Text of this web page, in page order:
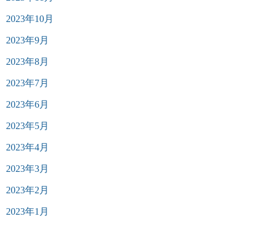
2023年10月
2023年9月
2023年8月
2023年7月
2023年6月
2023年5月
2023年4月
2023年3月
2023年2月
2023年1月